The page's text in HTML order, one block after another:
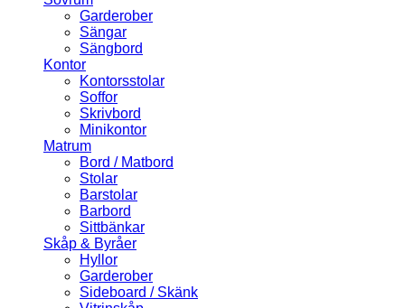
Garderober
Sängar
Sängbord
Kontor
Kontorsstolar
Soffor
Skrivbord
Minikontor
Matrum
Bord / Matbord
Stolar
Barstolar
Barbord
Sittbänkar
Skåp & Byråer
Hyllor
Garderober
Sideboard / Skänk